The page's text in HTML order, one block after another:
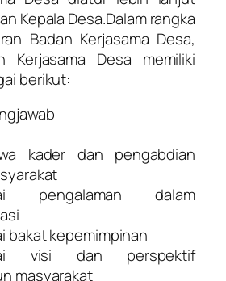
Kepala Desa.Dalam rangka
Badan Kerjasama Desa,
Kerjasama Desa memiliki
berikut:
kader dan pengabdian
pengalaman dalam
bakat kepemimpinan
visi dan perspektif
masyarakat